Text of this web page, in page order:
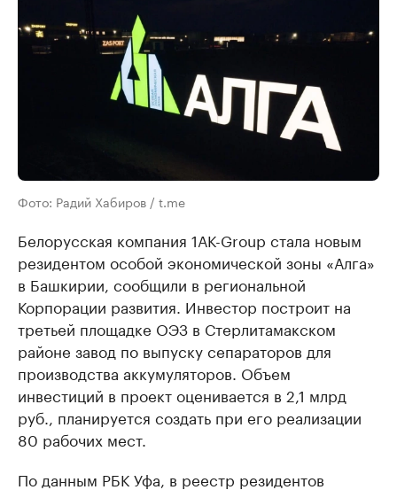
Фото: Радий Хабиров / t.me
Белорусская компания 1АК-Group стала новым
резидентом особой экономической зоны «Алга»
в Башкирии, сообщили в региональной
Корпорации развития. Инвестор построит на
третьей площадке ОЭЗ в Стерлитамакском
районе завод по выпуску сепараторов для
производства аккумуляторов. Объем
инвестиций в проект оценивается в 2,1 млрд
руб., планируется создать при его реализации
80 рабочих мест.
По данным РБК Уфа, в реестр резидентов